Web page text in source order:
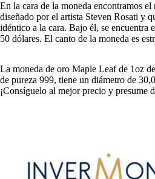
En la cara de la moneda encontramos
diseñado por el artista Steven Rosati y
idéntico a la cara. Bajo él, se encuentra
50 dólares. El canto de la moneda es
La moneda de oro Maple Leaf de 1oz
de pureza 999, tiene un diámetro de
¡Consíguelo al mejor precio y presume